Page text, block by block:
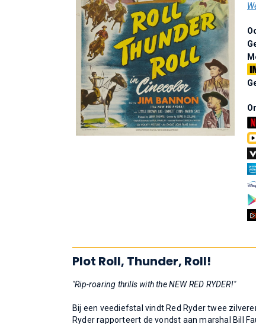
Plot Roll, Thunder, Roll!
"Rip-roaring thrills with the NEW RED RYDER!"
Bij een veediefstal vindt Red Ryder twee
Ryder rapporteert de vondst aan marshal Bill